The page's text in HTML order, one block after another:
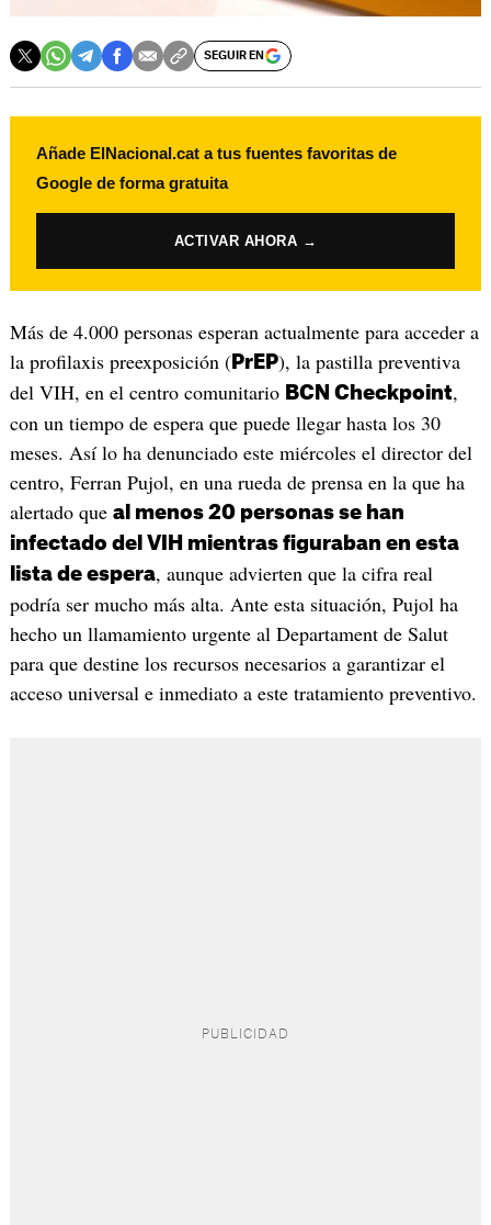
SEGUIR EN
Añade ElNacional.cat a tus fuentes favoritas de
Google de forma gratuita
ACTIVAR AHORA →
Más de 4.000 personas esperan actualmente para acceder a
la profilaxis preexposición (PrEP), la pastilla preventiva
del VIH, en el centro comunitario BCN Checkpoint,
con un tiempo de espera que puede llegar hasta los 30
meses. Así lo ha denunciado este miércoles el director del
centro, Ferran Pujol, en una rueda de prensa en la que ha
alertado que al menos 20 personas se han
infectado del VIH mientras figuraban en esta
lista de espera, aunque advierten que la cifra real
podría ser mucho más alta. Ante esta situación, Pujol ha
hecho un llamamiento urgente al Departament de Salut
para que destine los recursos necesarios a garantizar el
acceso universal e inmediato a este tratamiento preventivo.